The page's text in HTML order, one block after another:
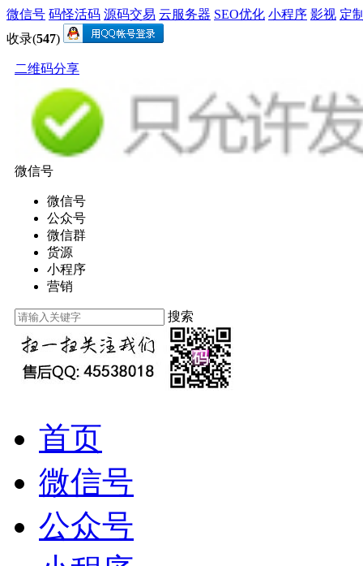
微信号 码怪活码 源码交易 云服务器 SEO优化 小程序 影视 定
收录(547)
二维码分享
微信号
微信号
公众号
微信群
货源
小程序
营销
搜索
首页
微信号
公众号